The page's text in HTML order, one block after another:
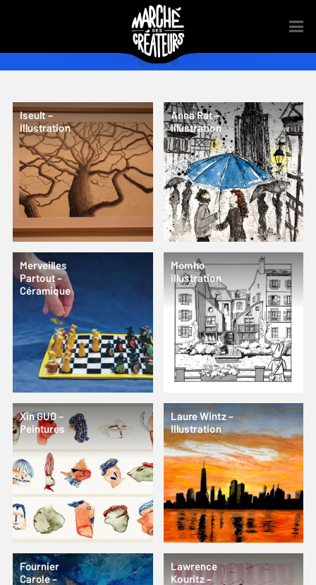
encre
Iseult –
Illustration
Anna Rat –
Illustration
Merveilles
Partout –
Céramique
Momho
illustration
Xin GUO –
Peintures
Laure Wintz –
Illustration
Fournier
Carole –
Lawrence
Kouritz –